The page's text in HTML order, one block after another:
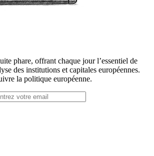
phare, offrant chaque jour l’essentiel de
des institutions et capitales européennes.
la politique européenne.